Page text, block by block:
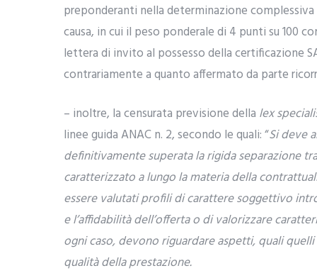
preponderanti nella determinazione
causa, in cui il peso ponderale di 4 punti su 100
lettera di invito al possesso della certificazione
contrariamente a quanto affermato da parte
– inoltre, la censurata previsione della lex
linee guida ANAC n. 2, secondo le quali: “Si deve
definitivamente superata la rigida separazione
caratterizzato a lungo la materia della
essere valutati profili di carattere soggettivo
e l’affidabilità dell’offerta o di valorizzare
ogni caso, devono riguardare aspetti, quali
qualità della prestazione.